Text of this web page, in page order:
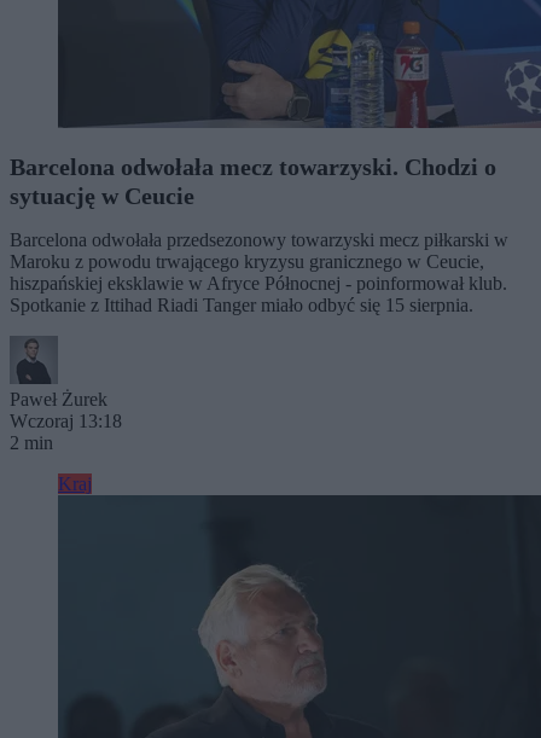
Barcelona odwołała mecz towarzyski. Chodzi o
sytuację w Ceucie
Barcelona odwołała przedsezonowy towarzyski mecz piłkarski w
Maroku z powodu trwającego kryzysu granicznego w Ceucie,
hiszpańskiej eksklawie w Afryce Północnej - poinformował klub.
Spotkanie z Ittihad Riadi Tanger miało odbyć się 15 sierpnia.
Paweł Żurek
Wczoraj 13:18
2 min
Kraj